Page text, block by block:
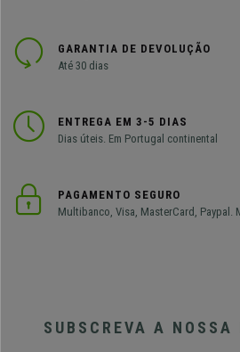
GARANTIA DE DEVOLUÇÃO
Até 30 dias
ENTREGA EM 3-5 DIAS
Dias úteis. Em Portugal continental
PAGAMENTO SEGURO
Multibanco, Visa, MasterCard, Paypal.
SUBSCREVA A NOSSA